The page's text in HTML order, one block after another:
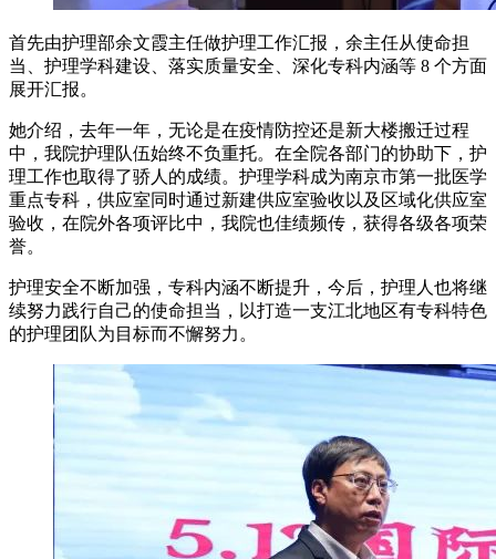
首先由护理部余文霞主任做护理工作汇报，余主任从使命担
当、护理学科建设、落实质量安全、深化专科内涵等 8 个方面
展开汇报。
她介绍，去年一年，无论是在疫情防控还是新大楼搬迁过程
中，我院护理队伍始终不负重托。在全院各部门的协助下，护
理工作也取得了骄人的成绩。护理学科成为南京市第一批医学
重点专科，供应室同时通过新建供应室验收以及区域化供应室
验收，在院外各项评比中，我院也佳绩频传，获得各级各项荣
誉。
护理安全不断加强，专科内涵不断提升，今后，护理人也将继
续努力践行自己的使命担当，以打造一支江北地区有专科特色
的护理团队为目标而不懈努力。